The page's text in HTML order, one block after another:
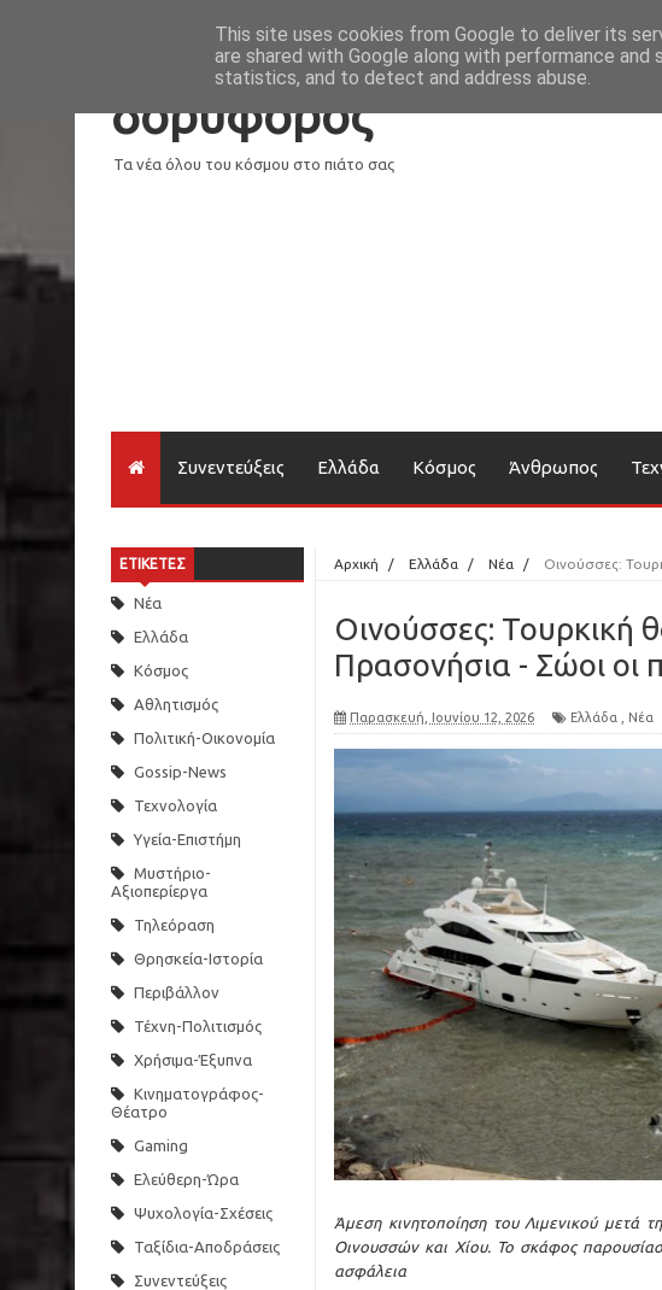
Loading...
δορυφόρος
Τα νέα όλου του κόσμου στο πιάτο σας
Συνεντεύξεις Ελλάδα Κόσμος Άνθρωπος
ΕΤΙΚΕΤΕΣ
Νέα
Ελλάδα
Κόσμος
Αθλητισμός
Πολιτική-Οικονομία
Gossip-News
Τεχνολογία
Υγεία-Επιστήμη
Μυστήριο-
Αξιοπερίεργα
Τηλεόραση
Θρησκεία-Ιστορία
Περιβάλλον
Τέχνη-Πολιτισμός
Χρήσιμα-Έξυπνα
Κινηματογράφος-
Θέατρο
Gaming
Ελεύθερη-Ώρα
Ψυχολογία-Σχέσεις
Ταξίδια-Αποδράσεις
Συνεντεύξεις
Αρχική / Ελλάδα / Νέα / Οινούσσες:
Οινούσσες: Τουρκική
Πρασονήσια - Σώοι οι
Παρασκευή, Ιουνίου 12, 2026 Ελλάδα Νέα
Άμεση κινητοποίηση του Λιμενικού μετά
Οινουσσών και Χίου. Το σκάφος
ασφάλεια
This site uses cookies from Google to deliver its
are shared with Google along with performance
statistics, and to detect and address abuse.